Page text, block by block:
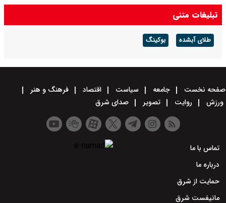
تبلیغات متنی
طلای آبشده بوکینگ
صفحه نخست جامعه سیاست اقتصاد
فرهنگ و هنر
ورزش
روایت تصویر صدای شرق
تماس با ما
درباره ما
حمایت از شرق
مانیفست شرق